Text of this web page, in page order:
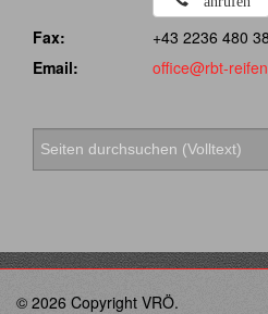
Fax:
+43 2236 480 38
Email:
office@rbt-
© 2026 Copyright VRÖ.